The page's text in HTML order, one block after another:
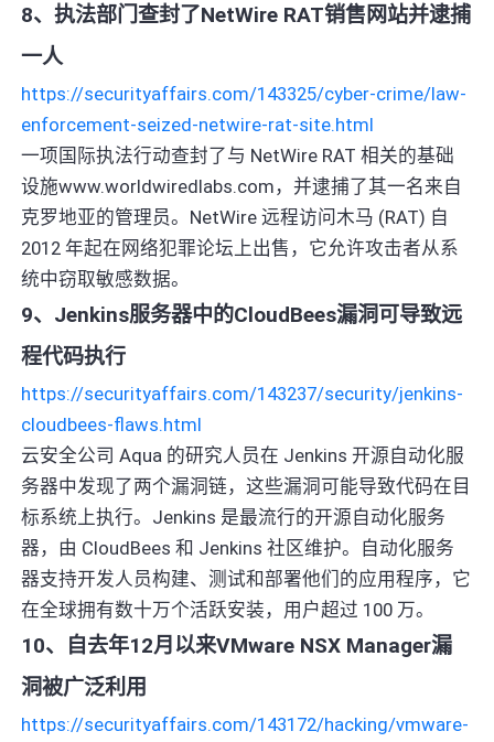
8、执法部门查封了NetWire RAT销售网站并逮捕
一人
https://securityaffairs.com/143325/cyber-crime/law-
enforcement-seized-netwire-rat-site.html
一项国际执法行动查封了与 NetWire RAT 相关的基础
设施www.worldwiredlabs.com，并逮捕了其一名来自
克罗地亚的管理员。NetWire 远程访问木马 (RAT) 自
2012 年起在网络犯罪论坛上出售，它允许攻击者从系
统中窃取敏感数据。
9、Jenkins服务器中的CloudBees漏洞可导致远
程代码执行
https://securityaffairs.com/143237/security/jenkins-
cloudbees-flaws.html
云安全公司 Aqua 的研究人员在 Jenkins 开源自动化服
务器中发现了两个漏洞链，这些漏洞可能导致代码在目
标系统上执行。Jenkins 是最流行的开源自动化服务
器，由 CloudBees 和 Jenkins 社区维护。自动化服务
器支持开发人员构建、测试和部署他们的应用程序，它
在全球拥有数十万个活跃安装，用户超过 100 万。
10、自去年12月以来VMware NSX Manager漏
洞被广泛利用
https://securityaffairs.com/143172/hacking/vmware-